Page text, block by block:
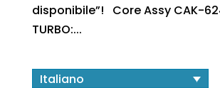
disponibile”! Core Assy CAK-
TURBO:...
Italiano